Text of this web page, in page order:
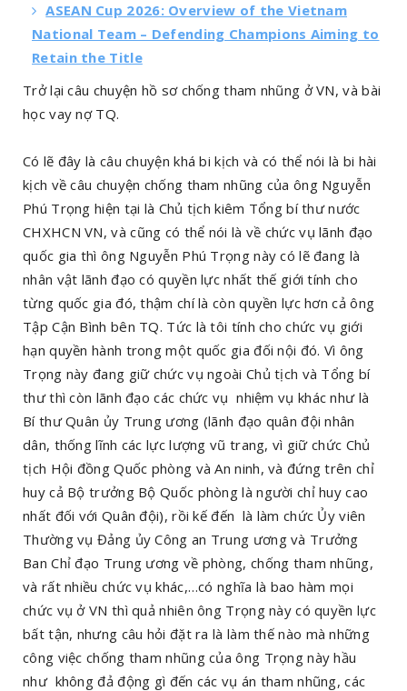
ASEAN Cup 2026: Overview of the Vietnam
National Team – Defending Champions Aiming to
Retain the Title
Trở lại câu chuyện hồ sơ chống tham nhũng ở VN, và bài
học vay nợ TQ.
Có lẽ đây là câu chuyện khá bi kịch và có thể nói là bi hài
kịch về câu chuyện chống tham nhũng của ông Nguyễn
Phú Trọng hiện tại là Chủ tịch kiêm Tổng bí thư nước
CHXHCN VN, và cũng có thể nói là về chức vụ lãnh đạo
quốc gia thì ông Nguyễn Phú Trọng này có lẽ đang là
nhân vật lãnh đạo có quyền lực nhất thế giới tính cho
từng quốc gia đó, thậm chí là còn quyền lực hơn cả ông
Tập Cận Bình bên TQ. Tức là tôi tính cho chức vụ giới
hạn quyền hành trong một quốc gia đối nội đó. Vì ông
Trọng này đang giữ chức vụ ngoài Chủ tịch và Tổng bí
thư thì còn lãnh đạo các chức vụ nhiệm vụ khác như là
Bí thư Quân ủy Trung ương (lãnh đạo quân đội nhân
dân, thống lĩnh các lực lượng vũ trang, vì giữ chức Chủ
tịch Hội đồng Quốc phòng và An ninh, và đứng trên chỉ
huy cả Bộ trưởng Bộ Quốc phòng là người chỉ huy cao
nhất đối với Quân đội), rồi kế đến là làm chức Ủy viên
Thường vụ Đảng ủy Công an Trung ương và Trưởng
Ban Chỉ đạo Trung ương về phòng, chống tham nhũng,
và rất nhiều chức vụ khác,…có nghĩa là bao hàm mọi
chức vụ ở VN thì quả nhiên ông Trọng này có quyền lực
bất tận, nhưng câu hỏi đặt ra là làm thế nào mà những
công việc chống tham nhũng của ông Trọng này hầu
như không đả động gì đến các vụ án tham nhũng, các